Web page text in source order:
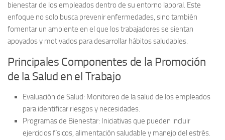
bienestar de los empleados dentro de su entorno laboral. Este
enfoque no solo busca prevenir enfermedades, sino también
fomentar un ambiente en el que los trabajadores se sientan
apoyados y motivados para desarrollar hábitos saludables.
Principales Componentes de la Promoción
de la Salud en el Trabajo
Evaluación de Salud: Monitoreo de la salud de los empleados
para identificar riesgos y necesidades.
Programas de Bienestar: Iniciativas que pueden incluir
ejercicios físicos, alimentación saludable y manejo del estrés.